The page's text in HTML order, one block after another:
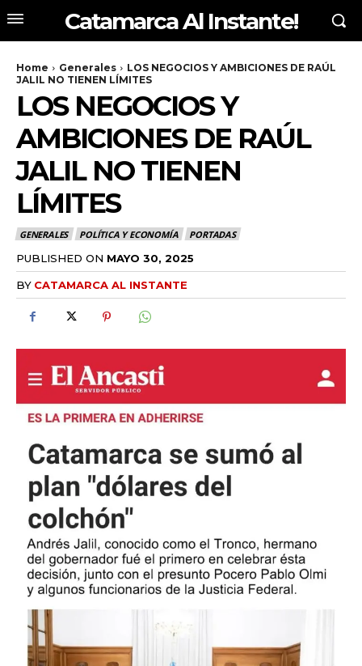
Catamarca Al Instante!
Home Generales
LOS NEGOCIOS Y AMBICIONES DE RAÚL
JALIL NO TIENEN LÍMITES
LOS NEGOCIOS Y
AMBICIONES DE RAÚL
JALIL NO TIENEN
LÍMITES
GENERALES POLÍTICA Y ECONOMÍA PORTADAS
PUBLISHED ON MAYO 30, 2025
BY CATAMARCA AL INSTANTE